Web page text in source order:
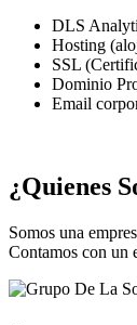
DLS
Hosting
SSL
Dominio
Email
¿Quienes
Somos una
Contamos con un